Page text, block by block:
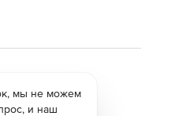
мы не можем
и наш